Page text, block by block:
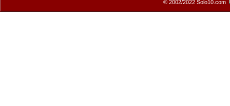
© 2002/2022 Solo10.com